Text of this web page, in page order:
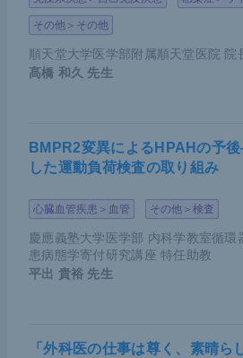
その他＞その他
順天堂大学医学部附属順天堂医院 院
髙橋 和久 先生
BMPR2変異によるHPAHの予
した運動負荷検査の取り組み
心臓血管疾患＞血管 その他＞検査
慶應義塾大学医学部 内科学教室循
患病態学寄付研究講座 特任助教
平出 貴裕 先生
「外科医の仕事は尊く、素晴